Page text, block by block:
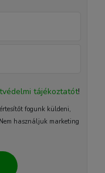
tájékoztatót!
fogunk küldeni,
használjuk marketing